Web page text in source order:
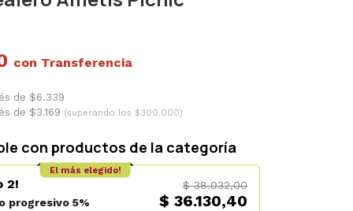
con
de $6.339
de $3.169 (superando los $300.000)
con productos de la categoría
2!
progresivo 5%
$ 38.032,00
$ 36.130,40
El más elegido!